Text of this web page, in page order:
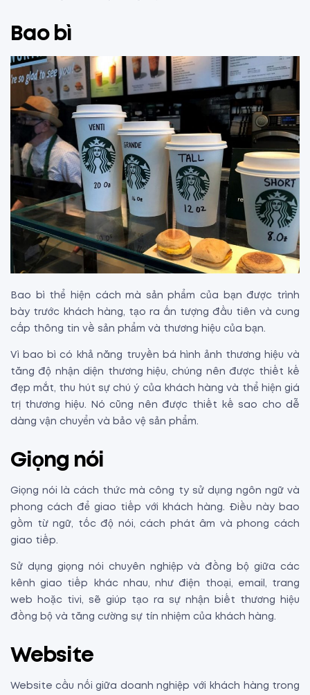
Bao bì
Bao bì thể hiện cách mà sản phẩm của bạn được trình
bày trước khách hàng, tạo ra ấn tượng đầu tiên và cung
cấp thông tin về sản phẩm và thương hiệu của bạn.
Vì bao bì có khả năng truyền bá hình ảnh thương hiệu và
tăng độ nhận diện thương hiệu, chúng nên được thiết kế
đẹp mắt, thu hút sự chú ý của khách hàng và thể hiện giá
trị thương hiệu. Nó cũng nên được thiết kế sao cho dễ
dàng vận chuyển và bảo vệ sản phẩm.
Giọng nói
Giọng nói là cách thức mà công ty sử dụng ngôn ngữ và
phong cách để giao tiếp với khách hàng. Điều này bao
gồm từ ngữ, tốc độ nói, cách phát âm và phong cách
giao tiếp.
Sử dụng giọng nói chuyên nghiệp và đồng bộ giữa các
kênh giao tiếp khác nhau, như điện thoại, email, trang
web hoặc tivi, sẽ giúp tạo ra sự nhận biết thương hiệu
đồng bộ và tăng cường sự tín nhiệm của khách hàng.
Website
Website cầu nối giữa doanh nghiệp với khách hàng trong